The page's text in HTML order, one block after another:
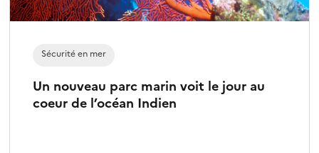
Un nouveau parc marin voit le jour au
coeur de l’océan Indien
Sécurité en mer